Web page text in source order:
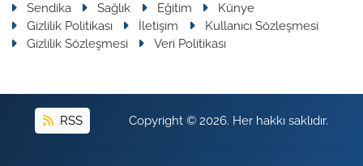
Sendika
Sağlık Eğitim
Künye
Gizlilik Politikası
İletişim
Kullanıcı Sözleşmesi
Gizlilik Sözleşmesi
Veri Politikası
RSS Copyright © 2026. Her hakkı saklıdır.